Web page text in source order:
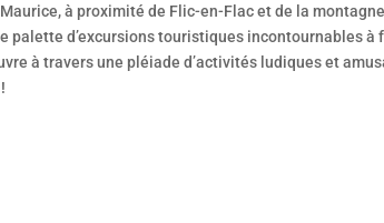
à proximité de Flic-en-Flac et de la
palette d’excursions touristiques incontournables à
à travers une pléiade d’activités ludiques et